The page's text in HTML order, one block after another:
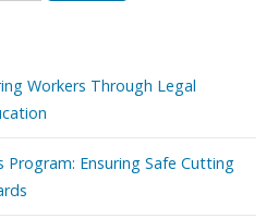
Workers Through Legal
Program: Ensuring Safe Cutting